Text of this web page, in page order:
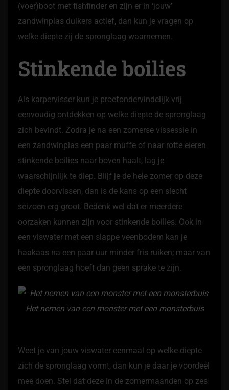
(voer)boot met fishfinder en zijn er in ‘jouw’
zandwinplas duikers actief, dan kun je vragen op
welke diepte zij de spronglaag waarnemen.
Stinkende boilies
Als karpervisser kun je proefondervindelijk vrij
eenvoudig ontdekken op welke diepte de spronglaag
zich bevindt. Zodra je na een zomerse vissessie in
een zandwinplas een paar muffe of naar rotte eieren
stinkende boilies naar boven haalt, lag je
waarschijnlijk te diep. Blijf je de hele zomer op deze
diepte doorvissen, dan is de kans op een slecht
seizoen erg groot. Bedenk wel dat er meerdere
oorzaken kunnen zijn voor stinkende boilies. Ook in
een viswater met een slappe veenbodem kan je
haakaas na een paar uur minder fris ruiken; maar van
een spronglaag hoeft dan geen sprake te zijn.
Het nemen van een monster met een monsterbuis
Weet je van jouw viswater eenmaal op welke diepte
zich de spronglaag vormt, dan kun je daar je voordeel
mee doen. Stel dat deze in de zomermaanden op zes